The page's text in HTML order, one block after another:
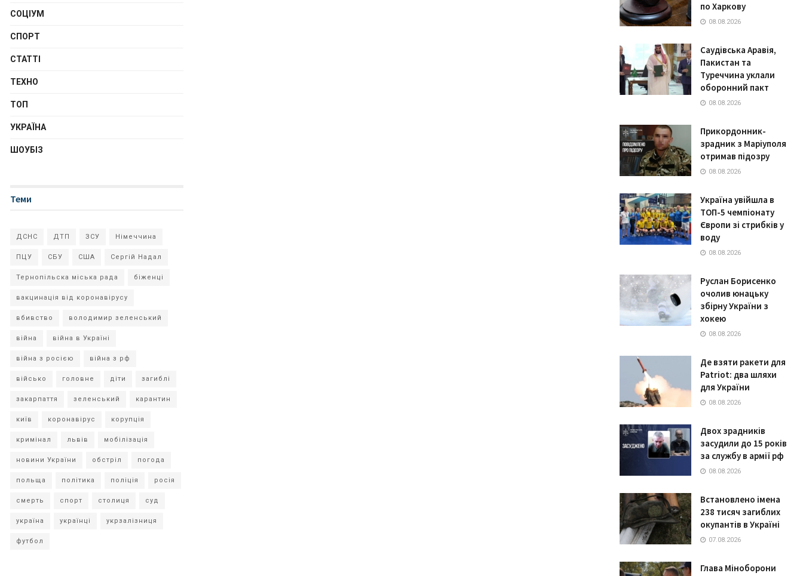
СОЦІУМ
СПОРТ
СТАТТІ
ТЕХНО
ТОП
УКРАЇНА
ШОУБІЗ
Теми
ДСНС ДТП ЗСУ Німеччина
ПЦУ СБУ США Сергій Надал
Тернопільска міська рада біженці
вакцинація від коронавірусу
вбивство володимир зеленський
війна війна в Україні
війна з росією війна з рф
військо головне діти загиблі
закарпаття зеленський карантин
київ коронавірус корупція
кримінал львів мобілізація
новини України обстріл погода
польща політика поліція росія
смерть спорт столиця суд
україна українці укрзалізниця
футбол
по Харкову
08.08.2026
Саудівська Аравія,
Пакистан та
Туреччина уклали
оборонний пакт
08.08.2026
Прикордонник-
зрадник з Маріуполя
отримав підозру
08.08.2026
Україна увійшла в
ТОП-5 чемпіонату
Європи зі стрибків у
воду
08.08.2026
Руслан Борисенко
очолив юнацьку
збірну України з
хокею
08.08.2026
Де взяти ракети для
Patriot: два шляхи
для України
08.08.2026
Двох зрадників
засудили до 15 років
за службу в армії рф
08.08.2026
Встановлено імена
238 тисяч загиблих
окупантів в Україні
07.08.2026
Глава Міноборони